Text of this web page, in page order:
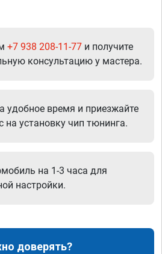
+7 938 208-11-77 и получите
консультацию у мастера.
удобное время и приезжайте
на установку чип тюнинга.
на 1-3 часа для
настройки.
доверять?